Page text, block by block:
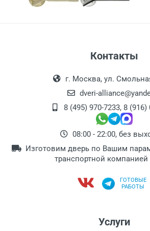
Контакты
г. Москва, ул.
dveri-
8 (495) 970-7233, 8 (916)
08:00 - 22:00, без
Изготовим дверь по Вашим
транспортной
ГОТОВЫЕ
РАБОТЫ
Услуги